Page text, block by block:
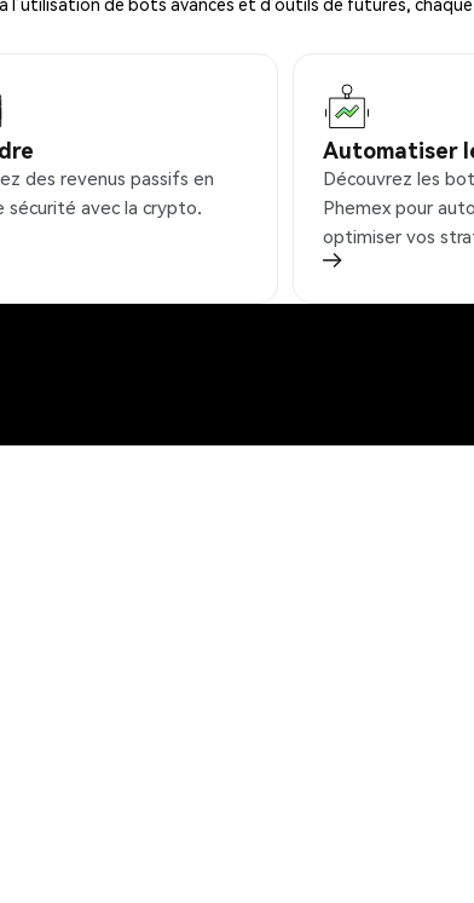
des revenus passifs en
sécurité avec la crypto.
Automatiser
Découvrez les
Phemex pour
optimiser vos